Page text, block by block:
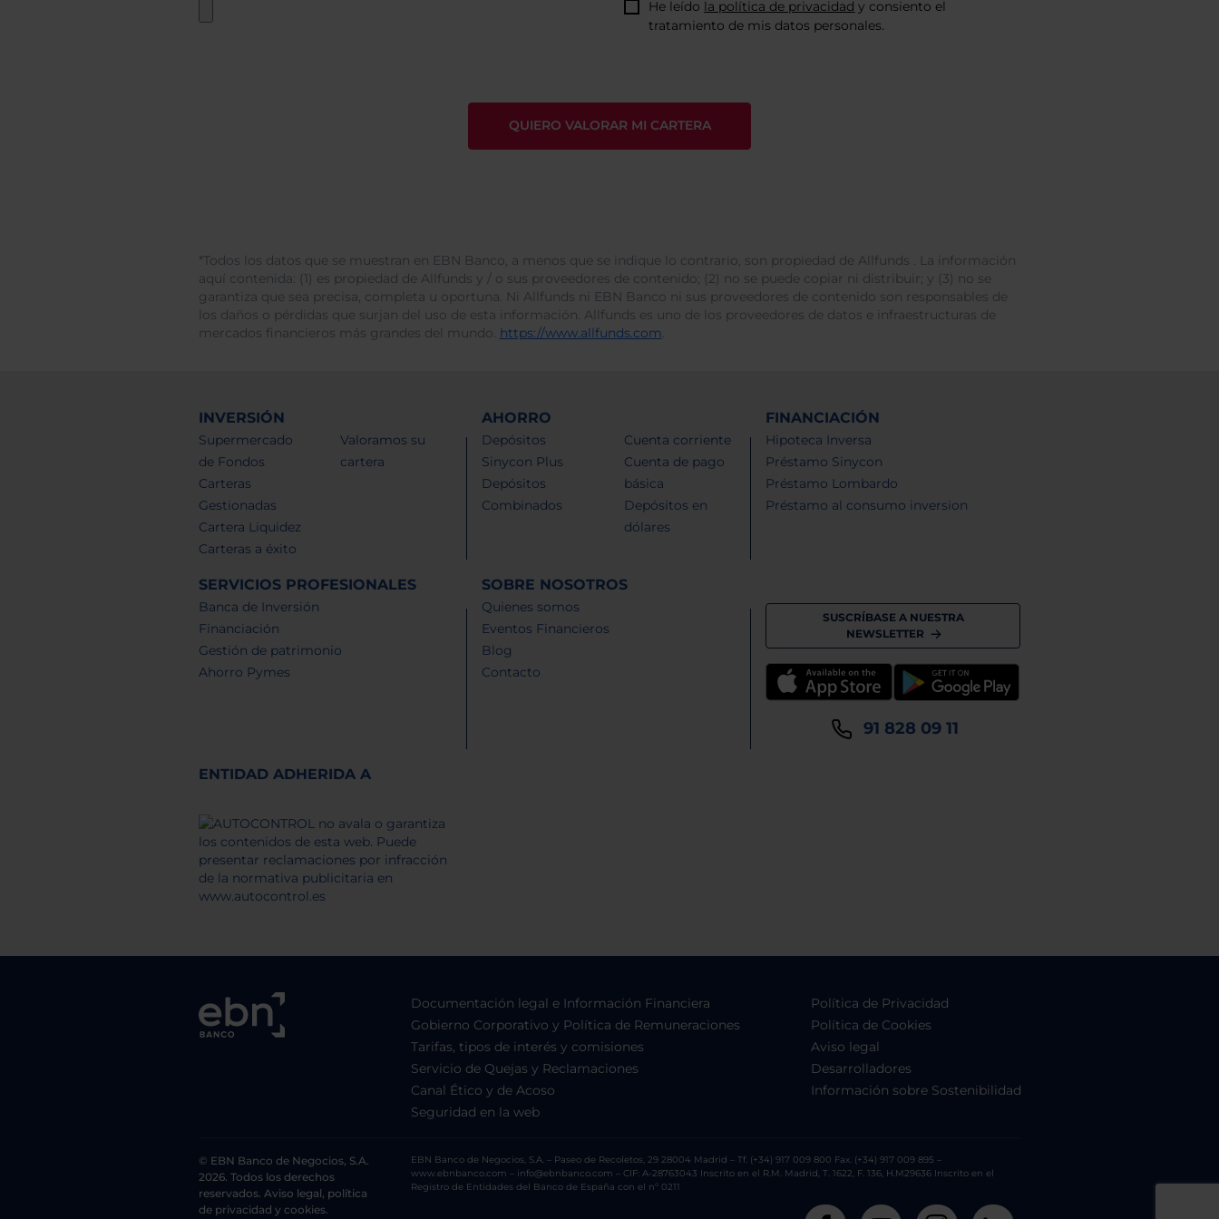
He leído la política de privacidad y consiento el
tratamiento de mis datos personales.
*Todos los datos que se muestran en EBN Banco, a menos que se indique lo contrario, son propiedad de Allfunds . La información
aquí contenida: (1) es propiedad de Allfunds y / o sus proveedores de contenido; (2) no se puede copiar ni distribuir; y (3) no se
garantiza que sea precisa, completa u oportuna. Ni Allfunds ni EBN Banco ni sus proveedores de contenido son responsables de
los daños o pérdidas que surjan del uso de esta información. Allfunds es uno de los proveedores de datos e infraestructuras de
mercados financieros más grandes del mundo. https://www.allfunds.com.
INVERSIÓN
Supermercado
de Fondos
Carteras
Gestionadas
Cartera Liquidez
Carteras a éxito
Valoramos su
cartera
AHORRO
Depósitos
Sinycon Plus
Depósitos
Combinados
Cuenta corriente
Cuenta de pago
básica
Depósitos en
dólares
FINANCIACIÓN
Hipoteca Inversa
Préstamo Sinycon
Préstamo Lombardo
Préstamo al consumo inversion
SERVICIOS PROFESIONALES
Banca de Inversión
Financiación
Gestión de patrimonio
Ahorro Pymes
SOBRE NOSOTROS
Quienes somos
Eventos Financieros
Blog
Contacto
SUSCRÍBASE A NUESTRA
NEWSLETTER
91 828 09 11
ENTIDAD ADHERIDA A
Documentación legal e Información Financiera
Gobierno Corporativo y Política de Remuneraciones
Tarifas, tipos de interés y comisiones
Servicio de Quejas y Reclamaciones
Canal Ético y de Acoso
Seguridad en la web
Política de Privacidad
Política de Cookies
Aviso legal
Desarrolladores
Información sobre Sostenibilidad
© EBN Banco de Negocios, S.A.
2026. Todos los derechos
reservados. Aviso legal, política
de privacidad y cookies.
EBN Banco de Negocios, S.A. – Paseo de Recoletos, 29 28004 Madrid – Tf. (+34) 917 009 800 Fax. (+34) 917 009 895 –
www.ebnbanco.com – info@ebnbanco.com – CIF: A-28763043 Inscrito en el R.M. Madrid, T. 1622, F. 136, H.M29636 Inscrito en el
Registro de Entidades del Banco de España con el nº 0211